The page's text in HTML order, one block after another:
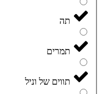
תה
תמרים
תווים של וניל